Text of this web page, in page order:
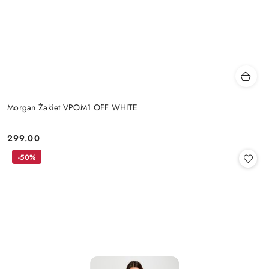
Morgan Żakiet VPOM1 OFF WHITE
Cena:
299.00
-50%